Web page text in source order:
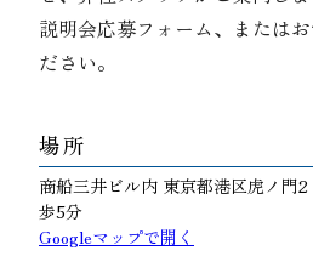
説明会応募フォーム、または
ださい。
場所
商船三井ビル内 東京都港区虎ノ門
歩5分
Googleマップで開く